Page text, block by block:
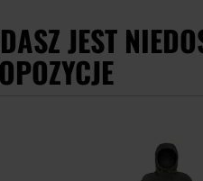
JEST